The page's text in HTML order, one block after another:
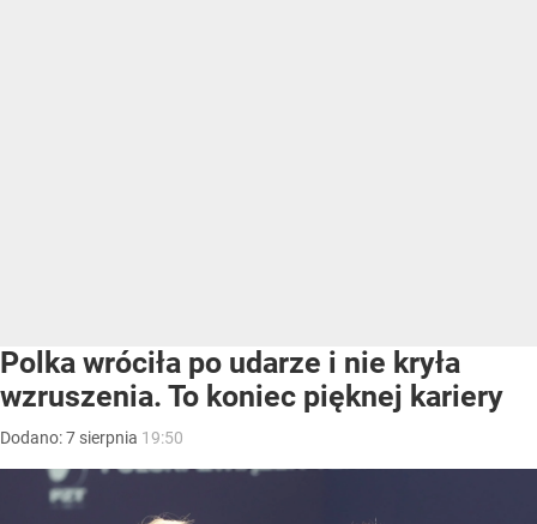
Polka wróciła po udarze i nie kryła
wzruszenia. To koniec pięknej kariery
Dodano:7 sierpnia 19:50